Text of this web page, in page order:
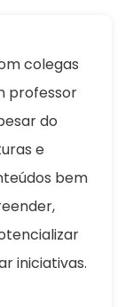
colegas
professor
do
e
bem
iniciativas.